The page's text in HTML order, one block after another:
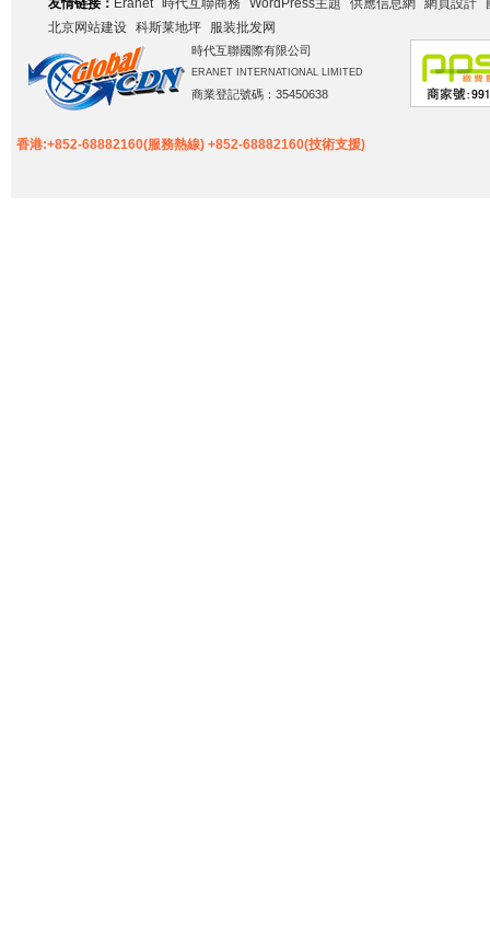
友情链接： Eranet 時代互聯商務 WordPress主題 供應信息網 網頁設計
北京网站建设
科斯莱地坪 服装批发网
時代互聯國際有限公司
ERANET INTERNATIONAL LIMITED
商業登記號碼：35450638
香港:+852-68882160(服務熱線) +852-68882160(技術支援)